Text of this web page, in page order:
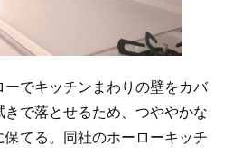
でキッチンまわりの壁をカバ
で落とせるため、つややかな
てる。同社のホーローキッチ